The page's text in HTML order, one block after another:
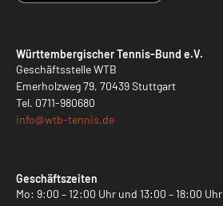
Württembergischer Tennis-Bund e.V.
Geschäftsstelle WTB
Emerholzweg 79, 70439 Stuttgart
Tel. 0711-980680
info@wtb-tennis.de
Geschäftszeiten
Mo: 9:00 – 12:00 Uhr und 13:00 – 18:00 Uhr